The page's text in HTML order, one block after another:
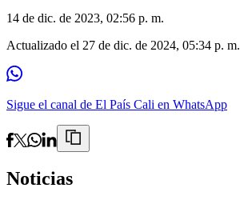
14 de dic. de 2023, 02:56 p. m.
Actualizado el 27 de dic. de 2024, 05:34 p. m.
Sigue el canal de El País Cali en WhatsApp
Noticias